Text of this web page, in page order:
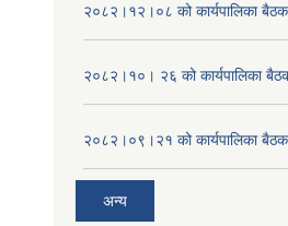
२०८२।१२।०८ को कार्यपालिका बैठक
२०८२।१०। २६ को कार्यपालिका
२०८२।०९।२१ को कार्यपालिका
अन्य